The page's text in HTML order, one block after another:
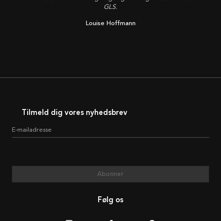
GLS.
Louise Hoffmann
Tilmeld dig vores nyhedsbrev
E-mailadresse
Abonner
Følg os